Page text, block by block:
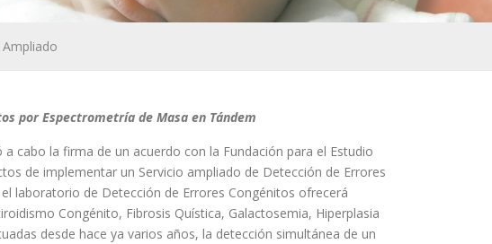
Ampliado
por Espectrometría de Masa en Tándem
cabo la firma de un acuerdo con la Fundación para el Estudio
de implementar un Servicio ampliado de Detección de Errores
laboratorio de Detección de Errores Congénitos ofrecerá
Congénito, Fibrosis Quística, Galactosemia, Hiperplasia
desde hace ya varios años, la detección simultánea de un